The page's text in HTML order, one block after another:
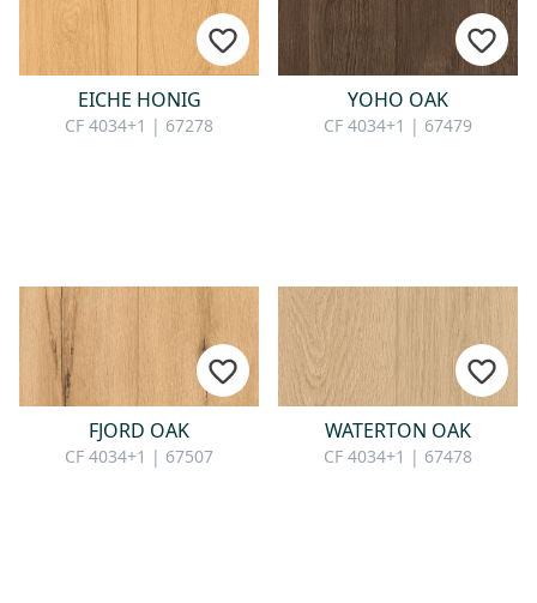
EICHE HONIG
CF 4034+1 | 67278
YOHO OAK
CF 4034+1 | 67479
FJORD OAK
CF 4034+1 | 67507
WATERTON OAK
CF 4034+1 | 67478